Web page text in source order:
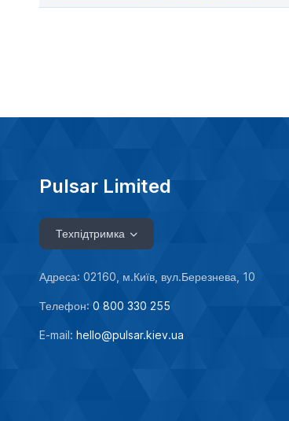
Pulsar Limited
Техпідтримка
Адреса: 02160, м.Київ, вул.Березнева, 10
Телефон: 0 800 330 255
E-mail: hello@pulsar.kiev.ua